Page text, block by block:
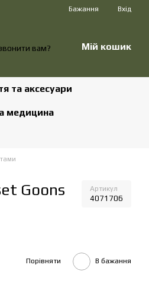
Бажання Вхід
вам? Мій кошик
та аксесуари
медицина
Goons
Артикул
4071706
Порівняти В бажання